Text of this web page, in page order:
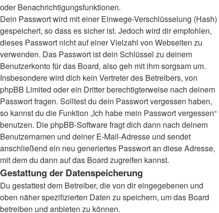
oder Benachrichtigungsfunktionen.
Dein Passwort wird mit einer Einwege-Verschlüsselung (Hash)
gespeichert, so dass es sicher ist. Jedoch wird dir empfohlen,
dieses Passwort nicht auf einer Vielzahl von Webseiten zu
verwenden. Das Passwort ist dein Schlüssel zu deinem
Benutzerkonto für das Board, also geh mit ihm sorgsam um.
Insbesondere wird dich kein Vertreter des Betreibers, von
phpBB Limited oder ein Dritter berechtigterweise nach deinem
Passwort fragen. Solltest du dein Passwort vergessen haben,
so kannst du die Funktion „Ich habe mein Passwort vergessen“
benutzen. Die phpBB-Software fragt dich dann nach deinem
Benutzernamen und deiner E-Mail-Adresse und sendet
anschließend ein neu generiertes Passwort an diese Adresse,
mit dem du dann auf das Board zugreifen kannst.
Gestattung der Datenspeicherung
Du gestattest dem Betreiber, die von dir eingegebenen und
oben näher spezifizierten Daten zu speichern, um das Board
betreiben und anbieten zu können.